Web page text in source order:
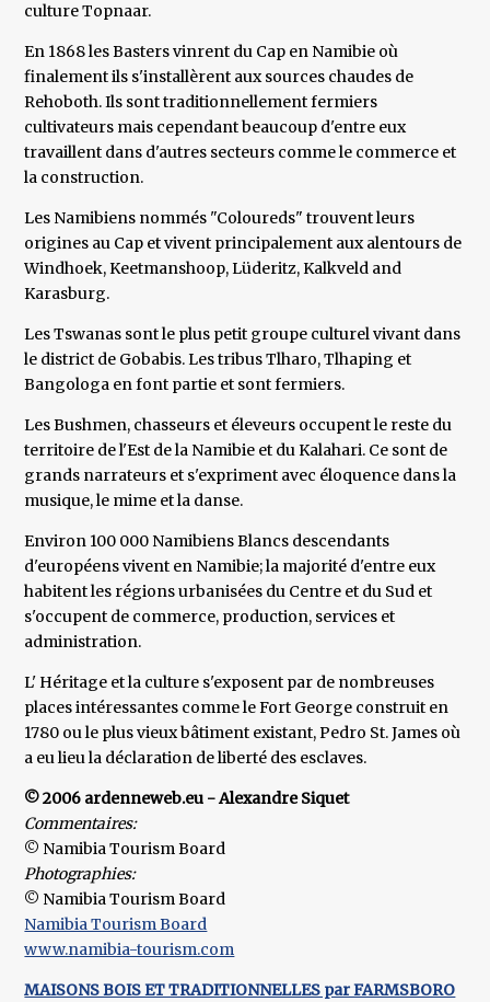
culture Topnaar.
En 1868 les Basters vinrent du Cap en Namibie où
finalement ils s'installèrent aux sources chaudes de
Rehoboth. Ils sont traditionnellement fermiers
cultivateurs mais cependant beaucoup d'entre eux
travaillent dans d'autres secteurs comme le commerce et
la construction.
Les Namibiens nommés "Coloureds" trouvent leurs
origines au Cap et vivent principalement aux alentours de
Windhoek, Keetmanshoop, Lüderitz, Kalkveld and
Karasburg.
Les Tswanas sont le plus petit groupe culturel vivant dans
le district de Gobabis. Les tribus Tlharo, Tlhaping et
Bangologa en font partie et sont fermiers.
Les Bushmen, chasseurs et éleveurs occupent le reste du
territoire de l'Est de la Namibie et du Kalahari. Ce sont de
grands narrateurs et s'expriment avec éloquence dans la
musique, le mime et la danse.
Environ 100 000 Namibiens Blancs descendants
d'européens vivent en Namibie; la majorité d'entre eux
habitent les régions urbanisées du Centre et du Sud et
s'occupent de commerce, production, services et
administration.
L' Héritage et la culture s'exposent par de nombreuses
places intéressantes comme le Fort George construit en
1780 ou le plus vieux bâtiment existant, Pedro St. James où
a eu lieu la déclaration de liberté des esclaves.
© 2006 ardenneweb.eu - Alexandre Siquet
Commentaires:
© Namibia Tourism Board
Photographies:
© Namibia Tourism Board
Namibia Tourism Board
www.namibia-tourism.com
MAISONS BOIS ET TRADITIONNELLES par FARMSBORO